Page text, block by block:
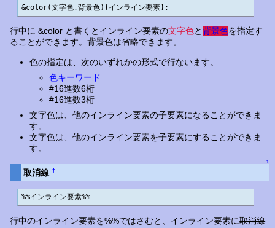
&color(文字色,背景色){インライン要素};
行中に &color と書くとインライン要素の文字色と背景色を指定す
ることができます。背景色は省略できます。
色の指定は、次のいずれかの形式で行ないます。
色キーワード
#16進数6桁
#16進数3桁
文字色は、他のインライン要素の子要素になることができま
す。
文字色は、他のインライン要素を子要素にすることができま
す。
↑
取消線 †
%%インライン要素%%
行中のインライン要素を%%ではさむと、インライン要素に取消線